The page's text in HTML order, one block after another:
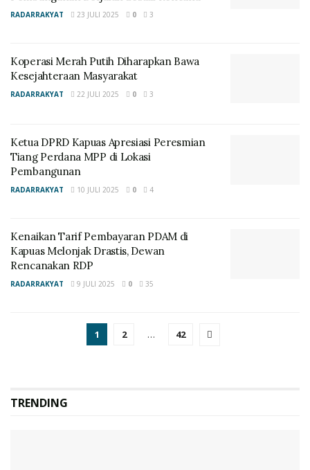
RADARRAKYAT 23 JULI 2025 0 3
Koperasi Merah Putih Diharapkan Bawa
Kesejahteraan Masyarakat
RADARRAKYAT 22 JULI 2025 0 3
Ketua DPRD Kapuas Apresiasi Peresmian
Tiang Perdana MPP di Lokasi
Pembangunan
RADARRAKYAT 10 JULI 2025 0 4
Kenaikan Tarif Pembayaran PDAM di
Kapuas Melonjak Drastis, Dewan
Rencanakan RDP
RADARRAKYAT 9 JULI 2025 0 35
1 2 … 42
TRENDING